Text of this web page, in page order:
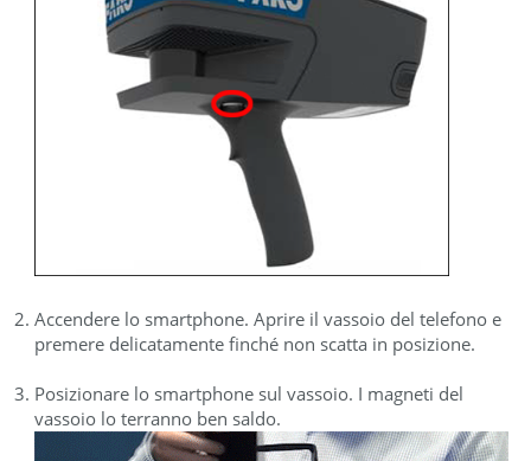
Accendere lo smartphone. Aprire il vassoio del telefono e
premere delicatamente finché non scatta in posizione.
Posizionare lo smartphone sul vassoio. I magneti del
vassoio lo terranno ben saldo.